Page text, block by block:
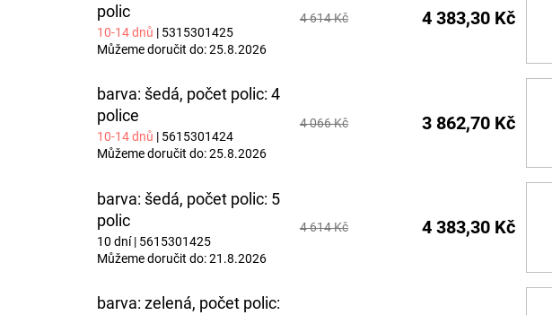
polic
10-14 dnů | 5315301425
Můžeme doručit do:25.8.2026
4 614 Kč 4 383,30 Kč
barva: šedá, počet polic: 4
police
10-14 dnů | 5615301424
Můžeme doručit do:25.8.2026
4 066 Kč 3 862,70 Kč
barva: šedá, počet polic: 5
polic
10 dní| 5615301425
Můžeme doručit do:21.8.2026
4 614 Kč 4 383,30 Kč
barva: zelená, počet polic: